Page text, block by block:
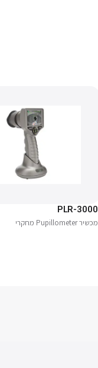
PLR-3000
מכשיר Pupillometer מחקרי